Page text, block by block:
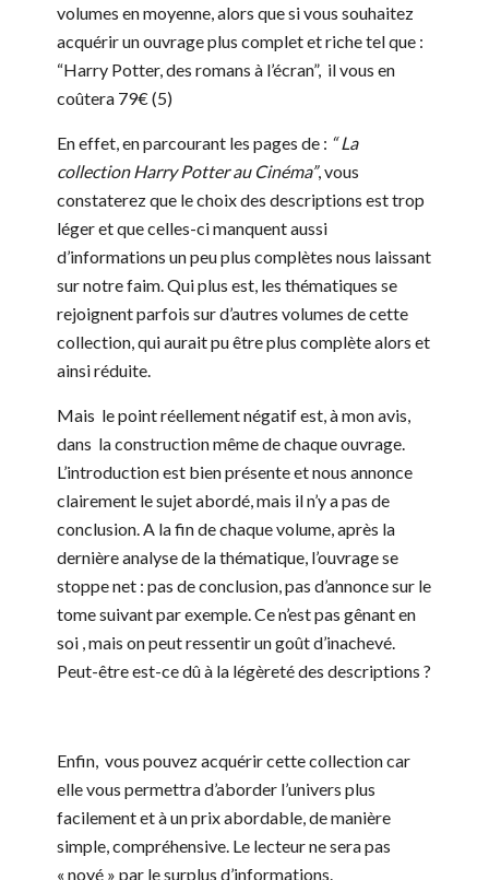
volumes en moyenne, alors que si vous souhaitez
acquérir un ouvrage plus complet et riche tel que :
“Harry Potter, des romans à l’écran”, il vous en
coûtera 79€ (5)
En effet, en parcourant les pages de : “ La
collection Harry Potter au Cinéma”, vous
constaterez que le choix des descriptions est trop
léger et que celles-ci manquent aussi
d’informations un peu plus complètes nous laissant
sur notre faim. Qui plus est, les thématiques se
rejoignent parfois sur d’autres volumes de cette
collection, qui aurait pu être plus complète alors et
ainsi réduite.
Mais le point réellement négatif est, à mon avis,
dans la construction même de chaque ouvrage.
L’introduction est bien présente et nous annonce
clairement le sujet abordé, mais il n’y a pas de
conclusion. A la fin de chaque volume, après la
dernière analyse de la thématique, l’ouvrage se
stoppe net : pas de conclusion, pas d’annonce sur le
tome suivant par exemple. Ce n’est pas gênant en
soi , mais on peut ressentir un goût d’inachevé.
Peut-être est-ce dû à la légèreté des descriptions ?
Enfin, vous pouvez acquérir cette collection car
elle vous permettra d’aborder l’univers plus
facilement et à un prix abordable, de manière
simple, compréhensive. Le lecteur ne sera pas
« noyé » par le surplus d’informations.